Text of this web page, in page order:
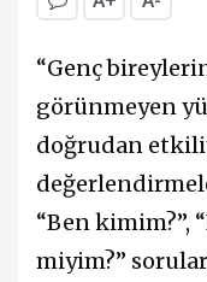
“Genç bireylerin
görünmeyen
doğrudan
“Ben kimim?”,
miyim?”